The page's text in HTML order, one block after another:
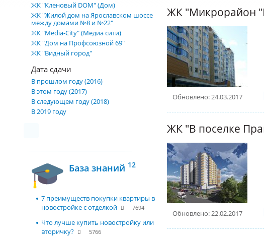
ЖК "Кленовый DOM" (Дом)
ЖК "Жилой дом на Ярославском шоссе
между домами №8 и №22"
ЖК "Media-City" (Медиа сити)
ЖК "Дом на Профсоюзной 69"
ЖК "Видный город"
Дата сдачи
В прошлом году (2016)
В этом году (2017)
В следующем году (2018)
В 2019 году
База знаний 12
7 преимуществ покупки квартиры в
новостройке с отделкой
7694
Что лучше купить новостройку или
вторичку?
5766
Обновлено: 24.03.2017
Обновлено: 22.02.2017